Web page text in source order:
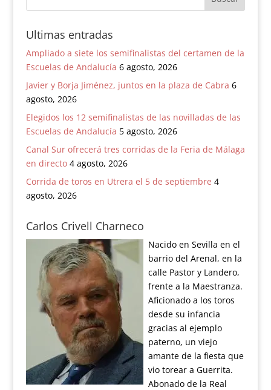
Ultimas entradas
Ampliado a siete los semifinalistas del certamen de la
Escuelas de Andalucía 6 agosto, 2026
Javier y Borja Jiménez, juntos en la plaza de Cabra 6
agosto, 2026
Elegidos los 12 semifinalistas de las novilladas de las
Escuelas de Andalucía 5 agosto, 2026
Canal Sur ofrecerá tres corridas de la Feria de Málaga
en directo 4 agosto, 2026
Corrida de toros en Utrera el 5 de septiembre 4
agosto, 2026
Carlos Crivell Charneco
Nacido en Sevilla en el
barrio del Arenal, en la
calle Pastor y Landero,
frente a la Maestranza.
Aficionado a los toros
desde su infancia
gracias al ejemplo
paterno, un viejo
amante de la fiesta que
vio torear a Guerrita.
Abonado de la Real